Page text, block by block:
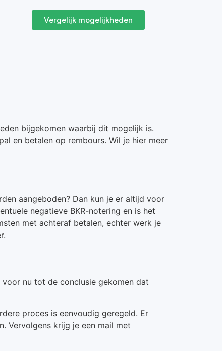
Vergelijk mogelijkheden
bijgekomen waarbij dit mogelijk is.
en betalen op rembours. Wil je hier meer
aangeboden? Dan kun je er altijd voor
negatieve BKR-notering en is het
met achteraf betalen, echter werk je
nu tot de conclusie gekomen dat
proces is eenvoudig geregeld. Er
Vervolgens krijg je een mail met